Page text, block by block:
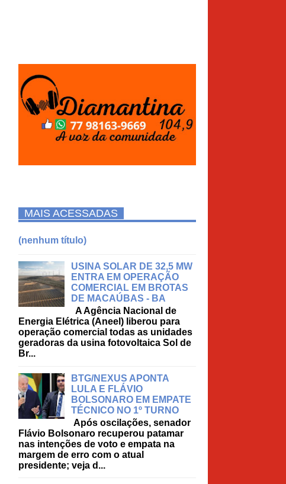
MAIS ACESSADAS
(nenhum título)
USINA SOLAR DE 32,5 MW
ENTRA EM OPERAÇÃO
COMERCIAL EM BROTAS
DE MACAÚBAS - BA
A Agência Nacional de
Energia Elétrica (Aneel) liberou para
operação comercial todas as unidades
geradoras da usina fotovoltaica Sol de
Br...
BTG/NEXUS APONTA
LULA E FLÁVIO
BOLSONARO EM EMPATE
TÉCNICO NO 1º TURNO
Após oscilações, senador
Flávio Bolsonaro recuperou patamar
nas intenções de voto e empata na
margem de erro com o atual
presidente; veja d...